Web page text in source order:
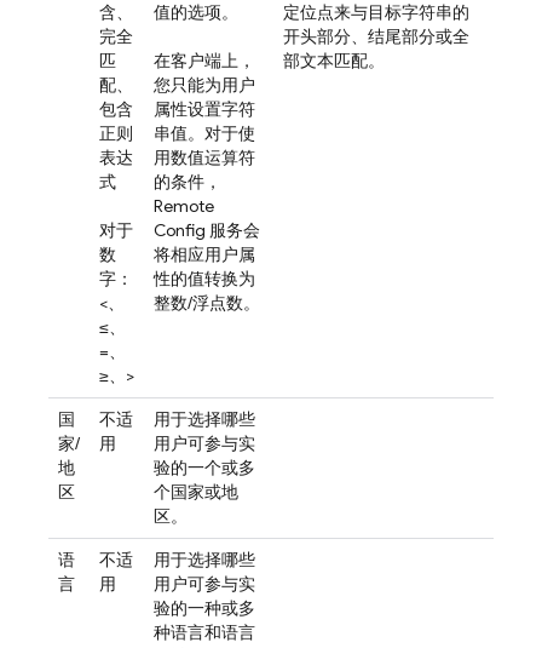
含、
完全
匹
配、
包含
正则
表达
式
对于
数
字：
<、
≤、
=、
≥、>
值的选项。
在客户端上，
您只能为用户
属性设置字符
串值。对于使
用数值运算符
的条件，
Remote
Config 服务会
将相应用户属
性的值转换为
整数/浮点数。
定位点来与目标字符串的
开头部分、结尾部分或全
部文本匹配。
国
家/
地
区
不适
用
用于选择哪些
用户可参与实
验的一个或多
个国家或地
区。
语
言
不适
用
用于选择哪些
用户可参与实
验的一种或多
种语言和语言